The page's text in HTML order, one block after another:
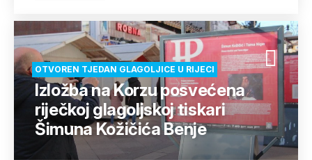
OTVOREN TJEDAN GLAGOLJICE U RIJECI
Izložba na Korzu posvećena
riječkoj glagoljskoj tiskari
Šimuna Kožičića Benje